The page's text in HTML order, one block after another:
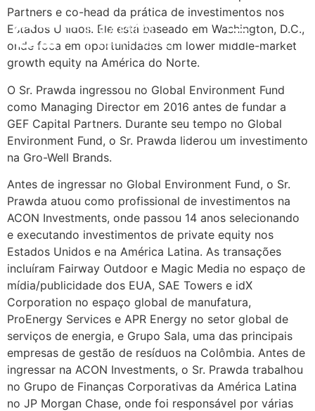
ENG
Partners e co-head da prática de investimentos nos
Estados Unidos. Ele está baseado em Washington, D.C.,
onde foca em oportunidades em lower middle-market
growth equity na América do Norte.
O Sr. Prawda ingressou no Global Environment Fund
como Managing Director em 2016 antes de fundar a
GEF Capital Partners. Durante seu tempo no Global
Environment Fund, o Sr. Prawda liderou um investimento
na Gro-Well Brands.
Antes de ingressar no Global Environment Fund, o Sr.
Prawda atuou como profissional de investimentos na
ACON Investments, onde passou 14 anos selecionando
e executando investimentos de private equity nos
Estados Unidos e na América Latina. As transações
incluíram Fairway Outdoor e Magic Media no espaço de
mídia/publicidade dos EUA, SAE Towers e idX
Corporation no espaço global de manufatura,
ProEnergy Services e APR Energy no setor global de
serviços de energia, e Grupo Sala, uma das principais
empresas de gestão de resíduos na Colômbia. Antes de
ingressar na ACON Investments, o Sr. Prawda trabalhou
no Grupo de Finanças Corporativas da América Latina
no JP Morgan Chase, onde foi responsável por várias